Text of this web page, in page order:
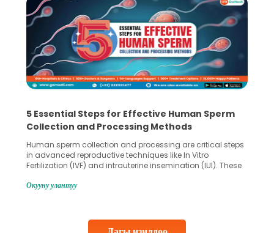
5 Essential Steps for Effective Human Sperm
Collection and Processing Methods
Human sperm collection and processing are critical steps
in advanced reproductive techniques like In Vitro
Fertilization (IVF) and intrauterine insemination (IUI). These
challenges and help couples achieve their dream of
collected, they process the
Окууну улантуу